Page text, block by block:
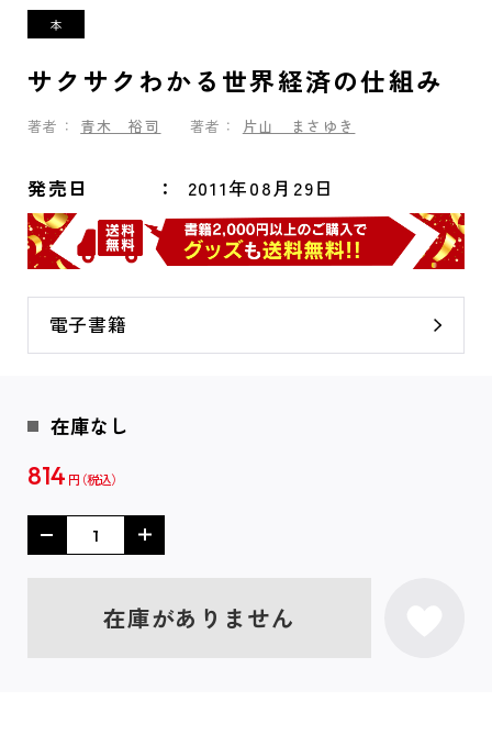
サクサクわかる世界経済の仕組み
著者： 青木 裕司 著者： 片山 まさゆき
発売日 2011年08月29日
電子書籍
在庫なし
814 円
在庫がありません